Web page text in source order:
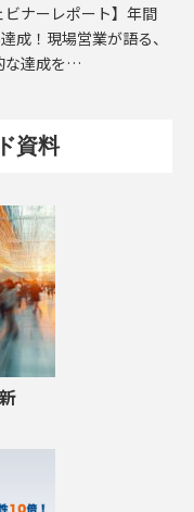
ビナーレポート】年間
成！現場営業が語る、
な達成を…
資料